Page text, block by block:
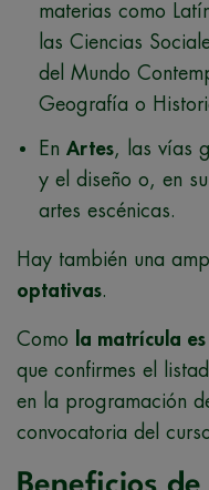
materias como
las Ciencias
del Mundo
Geografía o
En Artes, las vías
y el diseño o, en
artes escénicas.
Hay también una
optativas.
Como la matrícula
que confirmes el
en la programación
convocatoria del